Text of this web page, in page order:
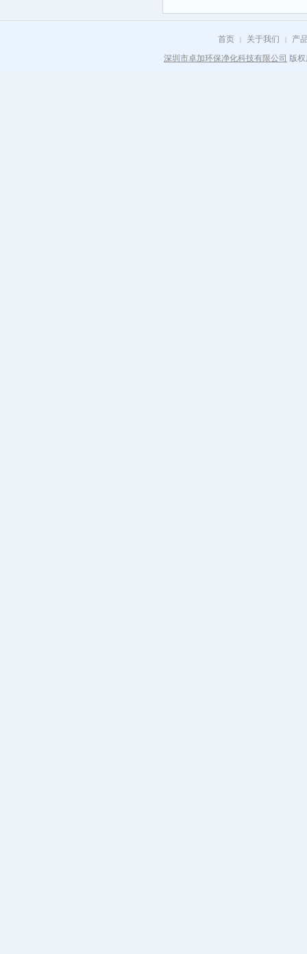
吗？
首页 | 关于我们 |
产
深圳市卓加环保净化科技有限公司 版